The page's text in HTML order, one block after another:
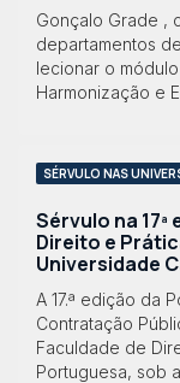
Gonçalo Grade ,
departamentos
lecionar o
Harmonização e
SÉRVULO NAS
Sérvulo na
Direito e
Universidade
A 17.ª edição da
Contratação
Faculdade de
Portuguesa, sob